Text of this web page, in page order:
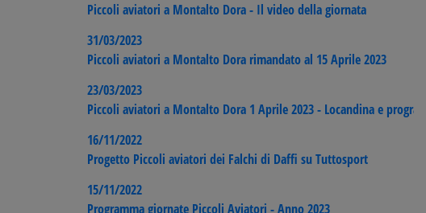
Piccoli aviatori a Montalto Dora - Il video della giornata
31/03/2023
Piccoli aviatori a Montalto Dora rimandato al 15 Aprile 2023
23/03/2023
Piccoli aviatori a Montalto Dora 1 Aprile 2023 - Locandina e
16/11/2022
Progetto Piccoli aviatori dei Falchi di Daffi su Tuttosport
15/11/2022
Programma giornate Piccoli Aviatori - Anno 2023